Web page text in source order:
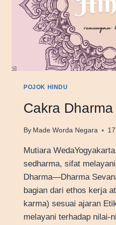
POJOK HINDU
Cakra Dharma
By Made Worda Negara
Mutiara
sedharma, sifat
Dharma—Dharma
bagian dari ethos kerja
karma) sesuai ajaran
melayani terhadap nilai-